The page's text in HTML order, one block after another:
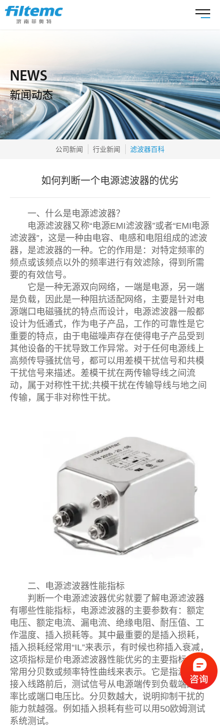
NEWS
新闻动态
公司新闻 行业新闻 滤波器百科
如何判断一个电源滤波器的优劣
一、什么是电源滤波器？
电源滤波器又称“电源EMI滤波器”或者“EMI电源
滤波器”，这是一种由电容、电感和电阻组成的滤波
器，是滤波器的一种。它的作用是：对特定频率的
频点或该频点以外的频率进行有效滤除，得到所需
要的有效信号。
它是一种无源双向网络，一端是电源，另一端
是负载，因此是一种阻抗适配网络，主要是针对电
源端口电磁骚扰的特点而设计，电源滤波器一般都
设计为低通式，作为电子产品，工作的可靠性是它
重要的特点，由于电磁噪声存在使得电子产品受到
其他设备的干扰导致工作异常。对于任何电源线上
高频传导骚扰信号，都可以用差模干扰信号和共模
干扰信号来描述。差模干扰在两传输导线之间流
动，属于对称性干扰;共模干扰在传输导线与地之间
传输，属于非对称性干扰。
二、电源滤波器性能指标
判断一个电源滤波器优劣就要了解电源滤波器
有哪些性能指标，电源滤波器的主要参数有：额定
电压、额定电流、漏电流、绝缘电阻、耐压值、工
作温度、插入损耗等。其中最重要的是插入损耗，
插入损耗经常用“IL”来表示，有时候也称插入衰减，
这项指标是价电源滤波器性能优劣的主要指标，通
常用分贝数或频率特性曲线来表示。它是指滤波器
接入线路前后，测试信号从电源端传到负载端的功
率比或端口电压比。分贝数越大，说明抑制干扰的
能力就越强。例如插入损耗有些可以用50欧姆测试
系统测试。